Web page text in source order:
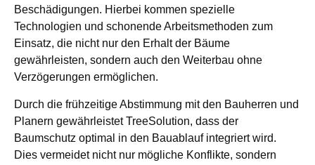
Beschädigungen. Hierbei kommen spezielle
Technologien und schonende Arbeitsmethoden zum
Einsatz, die nicht nur den Erhalt der Bäume
gewährleisten, sondern auch den Weiterbau ohne
Verzögerungen ermöglichen.
Durch die frühzeitige Abstimmung mit den Bauherren und
Planern gewährleistet TreeSolution, dass der
Baumschutz optimal in den Bauablauf integriert wird.
Dies vermeidet nicht nur mögliche Konflikte, sondern